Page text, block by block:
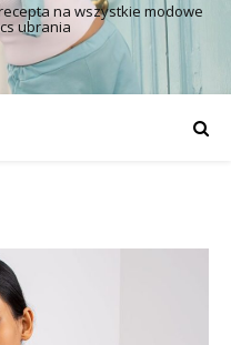
recepta na wszystkie modowe
ubrania